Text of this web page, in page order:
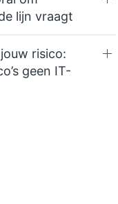
lijn vraagt
risico:
geen IT-